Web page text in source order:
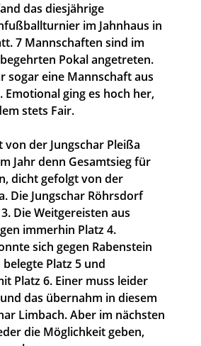
das diesjährige
im Jahnhaus in
7 Mannschaften sind im
Pokal angetreten.
sogar eine Mannschaft aus
Emotional ging es hoch her,
stets Fair.
von der Jungschar Pleißa
Jahr denn Gesamtsieg für
dicht gefolgt von der
Die Jungschar Röhrsdorf
Die Weitgereisten aus
immerhin Platz 4.
sich gegen Rabenstein
Platz 5 und
Platz 6. Einer muss leider
das übernahm in diesem
Limbach. Aber im nächsten
die Möglichkeit geben,